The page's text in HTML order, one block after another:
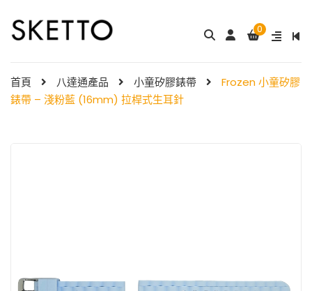
0
首頁 八達通產品 小童矽膠錶帶
Frozen 小童矽膠
錶帶 – 淺粉藍 (16mm) 拉桿式生耳針
$ 288.00
帶 ...
$98.00